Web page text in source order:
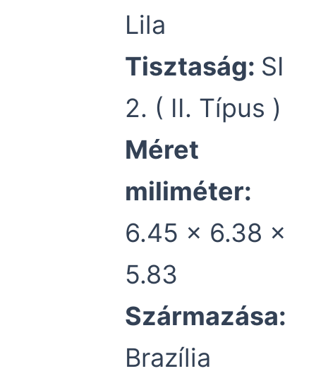
Lila
Tisztaság: SI
2. ( II. Típus )
Méret
miliméter:
6.45 x 6.38 x
5.83
Származása:
Brazília